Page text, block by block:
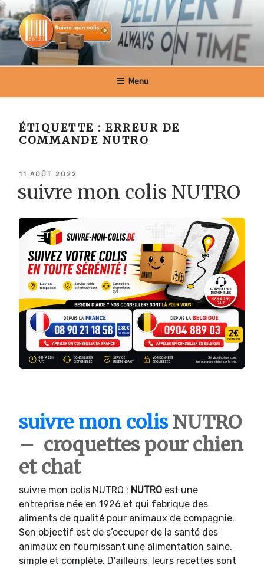
Aller
au
contenu
principal
SUIVRE MON COLIS BELGIQUE
Menu
ÉTIQUETTE :ERREUR DE
COMMANDE NUTRO
PUBLIÉ
11 AOÛT 2022
suivre mon colis NUTRO
suivre mon colisNUTRO
– croquettes pour chien
et chat
suivre mon colis NUTRO : NUTRO est une
entreprise née en 1926 et qui fabrique des
aliments de qualité pour animaux de compagnie.
Son objectif est de s’occuper de la santé des
animaux en fournissant une alimentation saine,
simple et complète. D’ailleurs, leurs recettes sont